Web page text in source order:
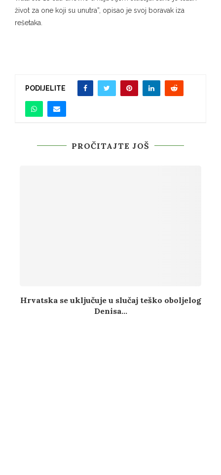
život za one koji su unutra”, opisao je svoj boravak iza
rešetaka.
PODIJELITE
PROČITAJTE JOŠ
Hrvatska se uključuje u slučaj teško oboljelog
Denisa...